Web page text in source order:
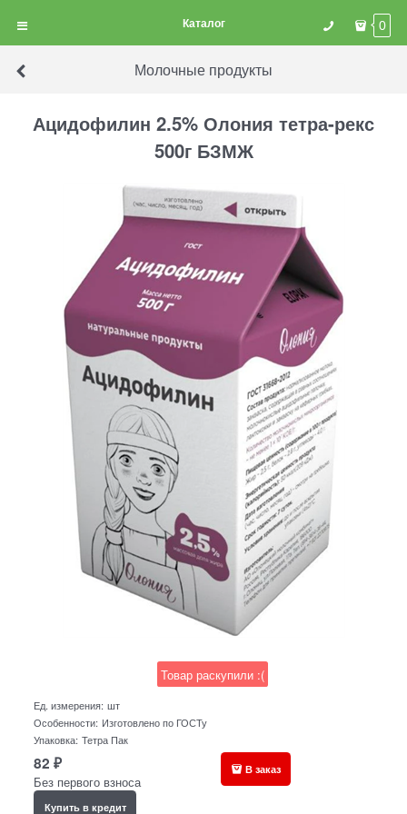
Каталог 0
Молочные продукты
Ацидофилин 2.5% Олония тетра-рекс
500г БЗМЖ
Товар раскупили :(
Ед. измерения: шт
Особенности: Изготовлено по ГОСТу
Упаковка: Тетра Пак
82 ₽
Без первого взноса
Купить в кредит
В заказ